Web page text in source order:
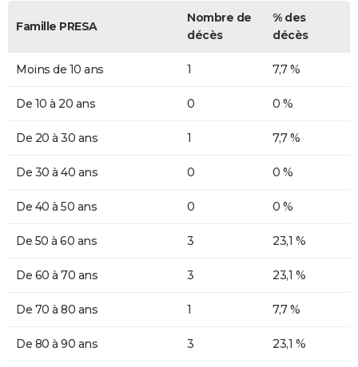
Famille PRESA
Nombre de
décès
% des
décès
Moins de 10 ans 1 7,7 %
De 10 à 20 ans 0 0 %
De 20 à 30 ans 1 7,7 %
De 30 à 40 ans 0 0 %
De 40 à 50 ans 0 0 %
De 50 à 60 ans 3 23,1 %
De 60 à 70 ans 3 23,1 %
De 70 à 80 ans 1 7,7 %
De 80 à 90 ans 3 23,1 %